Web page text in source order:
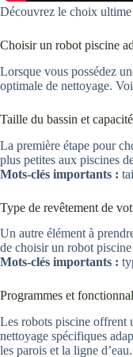
Découvrez le choix ultime
Choisir un robot piscine
Lorsque vous possédez
optimale de nettoyage.
Taille du bassin et
La première étape pour
plus petites aux piscines
Mots-clés importants :
Type de revêtement de
Un autre élément à
de choisir un robot
Mots-clés importants :
Programmes et
Les robots piscine offrent
nettoyage spécifiques
les parois et la ligne d’eau.